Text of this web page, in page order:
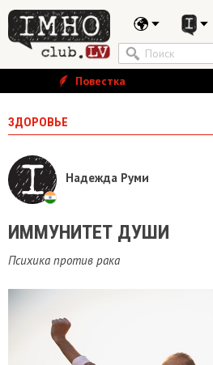
Повестка
ЗДОРОВЬЕ
Надежда Руми
ИММУНИТЕТ ДУШИ
Психика против рака